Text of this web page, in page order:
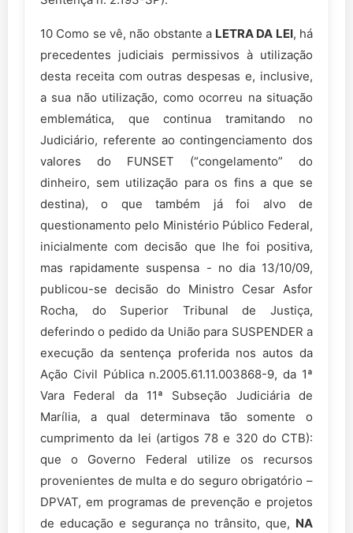
10 Como se vê, não obstante a LETRA DA LEI, há
precedentes judiciais permissivos à utilização
desta receita com outras despesas e, inclusive,
a sua não utilização, como ocorreu na situação
emblemática, que continua tramitando no
Judiciário, referente ao contingenciamento dos
valores do FUNSET (“congelamento” do
dinheiro, sem utilização para os fins a que se
destina), o que também já foi alvo de
questionamento pelo Ministério Público Federal,
inicialmente com decisão que lhe foi positiva,
mas rapidamente suspensa - no dia 13/10/09,
publicou-se decisão do Ministro Cesar Asfor
Rocha, do Superior Tribunal de Justiça,
deferindo o pedido da União para SUSPENDER a
execução da sentença proferida nos autos da
Ação Civil Pública n.2005.61.11.003868-9, da 1ª
Vara Federal da 11ª Subseção Judiciária de
Marília, a qual determinava tão somente o
cumprimento da lei (artigos 78 e 320 do CTB):
que o Governo Federal utilize os recursos
provenientes de multa e do seguro obrigatório –
DPVAT, em programas de prevenção e projetos
de educação e segurança no trânsito, que, NA